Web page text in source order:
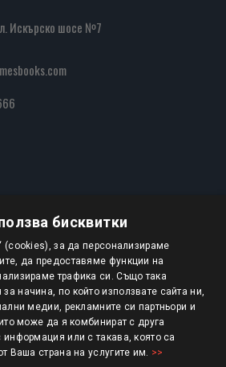
Искърско шосе №7
АБОНИРАНЕ
бисквитки
(cookies), за да персонализираме
да предоставяме функции на
трафика си. Също така
начина, по който използвате сайта ни,
медии, рекламните си партньори и
може да я комбинират с друга
или с такава, която са
Ваша страна на услугите им. >>